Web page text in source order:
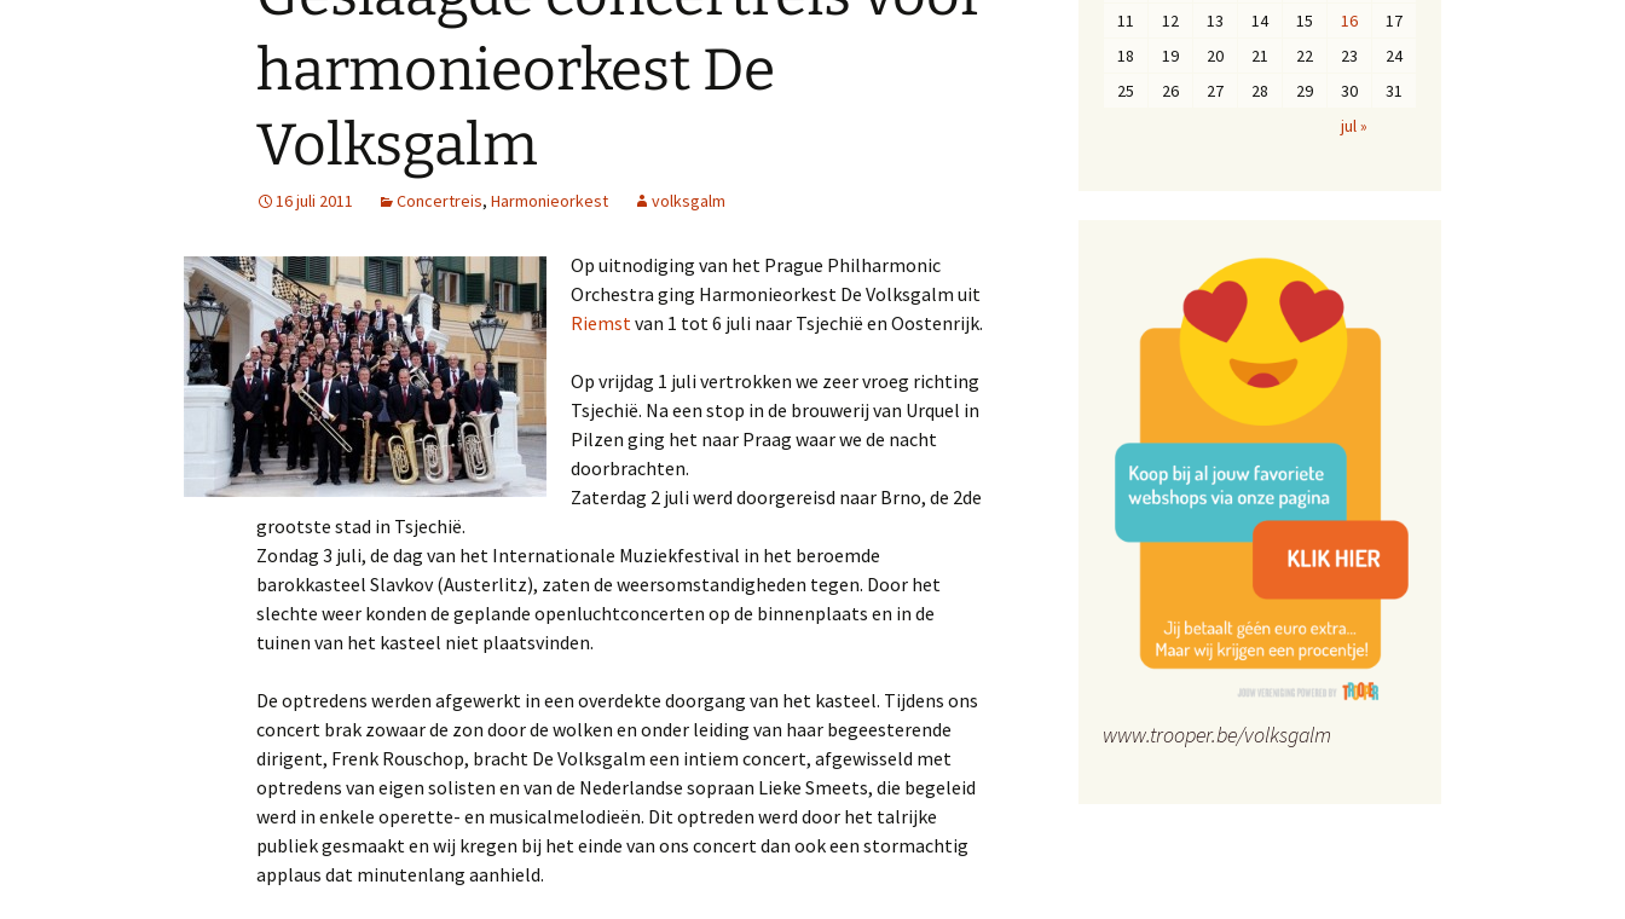
harmonieorkest De
Volksgalm
16 juli 2011 Concertreis, Harmonieorkest volksgalm
Op uitnodiging van het Prague Philharmonic
Orchestra ging Harmonieorkest De Volksgalm uit
Riemstvan 1 tot 6 juli naar Tsjechië en Oostenrijk.
Op vrijdag 1 juli vertrokken we zeer vroeg richting
Tsjechië. Na een stop in de brouwerij van Urquel in
Pilzen ging het naar Praag waar we de nacht
doorbrachten.
Zaterdag 2 juli werd doorgereisd naar Brno, de 2de
grootste stad in Tsjechië.
Zondag 3 juli, de dag van het Internationale Muziekfestival in het beroemde
barokkasteel Slavkov (Austerlitz), zaten de weersomstandigheden tegen. Door het
slechte weer konden de geplande openluchtconcerten op de binnenplaats en in de
tuinen van het kasteel niet plaatsvinden.
De optredens werden afgewerkt in een overdekte doorgang van het kasteel. Tijdens ons
concert brak zowaar de zon door de wolken en onder leiding van haar begeesterende
dirigent, Frenk Rouschop, bracht De Volksgalm een intiem concert, afgewisseld met
optredens van eigen solisten en van de Nederlandse sopraan Lieke Smeets, die begeleid
werd in enkele operette- en musicalmelodieën. Dit optreden werd door het talrijke
publiek gesmaakt en wij kregen bij het einde van ons concert dan ook een stormachtig
applaus dat minutenlang aanhield.
11
12 13 14 15 16
17
18
19 20 21 22 23
24
25
26 27 28 29 30
31
jul »
www.trooper.be/volksgalm